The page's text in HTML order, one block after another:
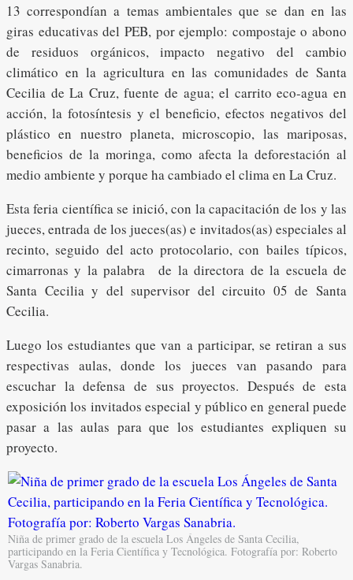
13 correspondían a temas ambientales que se dan en las
giras educativas del PEB, por ejemplo: compostaje o abono
de residuos orgánicos, impacto negativo del cambio
climático en la agricultura en las comunidades de Santa
Cecilia de La Cruz, fuente de agua; el carrito eco-agua en
acción, la fotosíntesis y el beneficio, efectos negativos del
plástico en nuestro planeta, microscopio, las mariposas,
beneficios de la moringa, como afecta la deforestación al
medio ambiente y porque ha cambiado el clima en La Cruz.
Esta feria científica se inició, con la capacitación de los y las
jueces, entrada de los jueces(as) e invitados(as) especiales al
recinto, seguido del acto protocolario, con bailes típicos,
cimarronas y la palabra de la directora de la escuela de
Santa Cecilia y del supervisor del circuito 05 de Santa
Cecilia.
Luego los estudiantes que van a participar, se retiran a sus
respectivas aulas, donde los jueces van pasando para
escuchar la defensa de sus proyectos. Después de esta
exposición los invitados especial y público en general puede
pasar a las aulas para que los estudiantes expliquen su
proyecto.
Niña de primer grado de la escuela Los Ángeles de Santa Cecilia,
participando en la Feria Científica y Tecnológica. Fotografía por: Roberto
Vargas Sanabria.